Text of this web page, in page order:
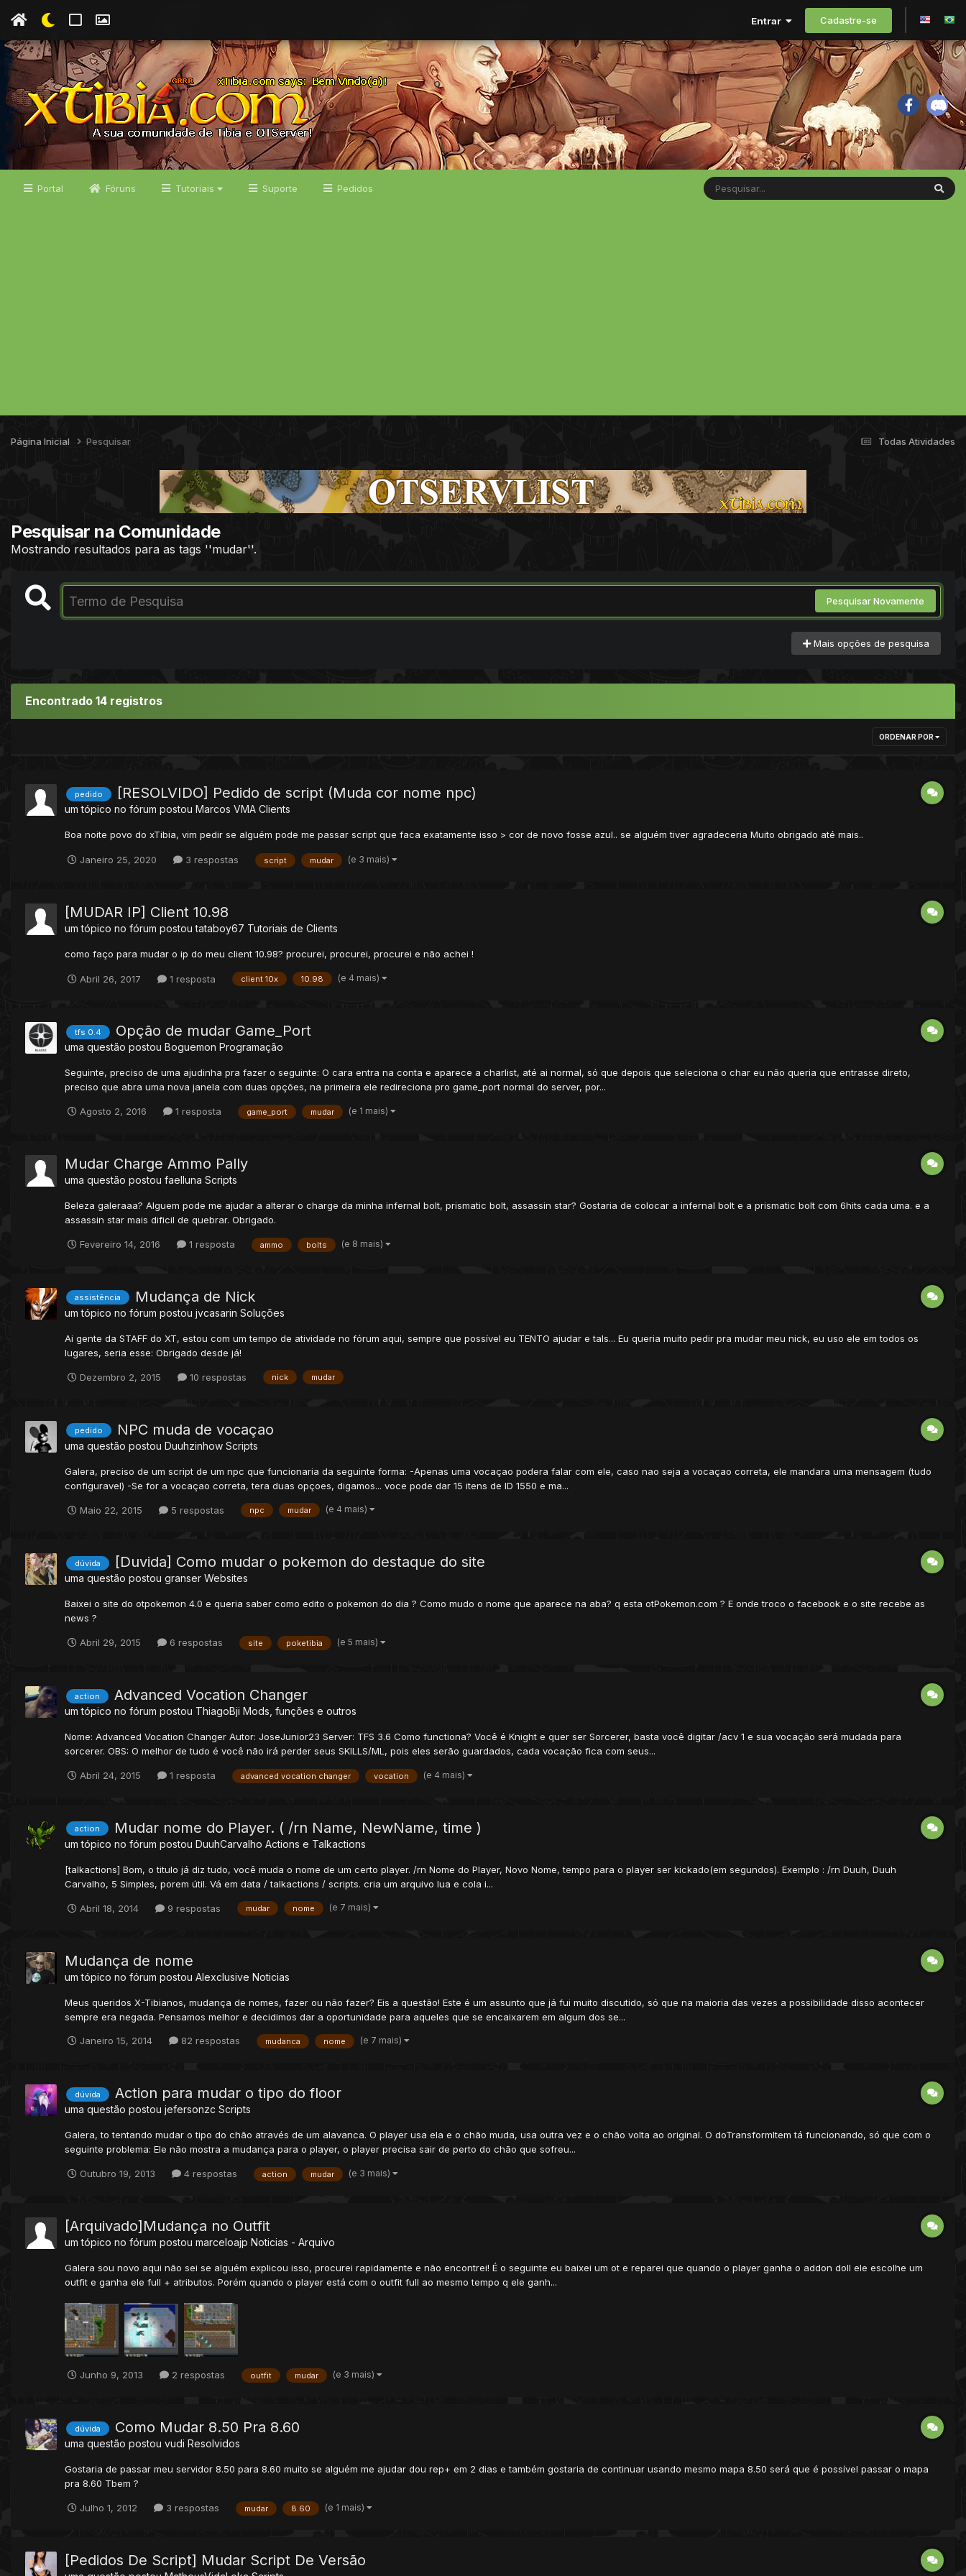
Entrar Cadastre-se
Portal Fóruns Tutoriais Suporte Pedidos
Todas Atividades
Página Inicial Pesquisar
Pesquisar na Comunidade
Mostrando resultados para as tags ''mudar''.
Pesquisar Novamente
Mais opções de pesquisa
Encontrado 14 registros
ORDENAR POR
pedido [RESOLVIDO] Pedido de script (Muda cor nome npc)
um tópico no fórum postou Marcos VMA Clients
Boa noite povo do xTibia, vim pedir se alguém pode me passar script que faca exatamente isso > cor de novo fosse azul.. se alguém tiver agradeceria Muito obrigado até mais..
Janeiro 25, 2020 3 respostas script mudar (e 3 mais)
[MUDAR IP] Client 10.98
um tópico no fórum postoutataboy67 Tutoriais de Clients
como faço para mudar o ip do meu client 10.98? procurei, procurei, procurei e não achei !
Abril 26, 2017 1 resposta client 10x 10.98 (e 4 mais)
tfs 0.4 Opção de mudar Game_Port
uma questão postou Boguemon Programação
Seguinte, preciso de uma ajudinha pra fazer o seguinte: O cara entra na conta e aparece a charlist, até ai normal, só que depois que seleciona o char eu não queria que entrasse direto,
preciso que abra uma nova janela com duas opções, na primeira ele redireciona pro game_port normal do server, por...
Agosto 2, 2016 1 resposta game_port mudar (e 1 mais)
Mudar Charge Ammo Pally
uma questão postou faelluna Scripts
Beleza galeraaa? Alguem pode me ajudar a alterar o charge da minha infernal bolt, prismatic bolt, assassin star? Gostaria de colocar a infernal bolt e a prismatic bolt com 6hits cada uma. e a
assassin star mais dificil de quebrar. Obrigado.
Fevereiro 14, 2016 1 resposta ammo bolts (e 8 mais)
assistência Mudança de Nick
um tópico no fórum postou jvcasarin Soluções
Ai gente da STAFF do XT, estou com um tempo de atividade no fórum aqui, sempre que possível eu TENTO ajudar e tals... Eu queria muito pedir pra mudar meu nick, eu uso ele em todos os
lugares, seria esse: Obrigado desde já!
Dezembro 2, 2015 10 respostas nick mudar
pedido NPC muda de vocaçao
uma questão postou Duuhzinhow Scripts
Galera, preciso de um script de um npc que funcionaria da seguinte forma: -Apenas uma vocaçao podera falar com ele, caso nao seja a vocaçao correta, ele mandara uma mensagem (tudo
configuravel) -Se for a vocaçao correta, tera duas opçoes, digamos... voce pode dar 15 itens de ID 1550 e ma...
Maio 22, 2015 5 respostas npc mudar (e 4 mais)
dúvida [Duvida] Como mudar o pokemon do destaque do site
uma questão postou granser Websites
Baixei o site do otpokemon 4.0 e queria saber como edito o pokemon do dia ? Como mudo o nome que aparece na aba? q esta otPokemon.com ? E onde troco o facebook e o site recebe as
news ?
Abril 29, 2015 6 respostas site poketibia (e 5 mais)
action Advanced Vocation Changer
um tópico no fórum postou ThiagoBji Mods, funções e outros
Nome: Advanced Vocation Changer Autor: JoseJunior23 Server: TFS 3.6 Como functiona? Você é Knight e quer ser Sorcerer, basta você digitar /acv 1 e sua vocação será mudada para
sorcerer. OBS: O melhor de tudo é você não irá perder seus SKILLS/ML, pois eles serão guardados, cada vocação fica com seus...
Abril 24, 2015 1 resposta advanced vocation changer vocation (e 4 mais)
action Mudar nome do Player. ( /rn Name, NewName, time )
um tópico no fórum postou DuuhCarvalho Actions e Talkactions
[talkactions] Bom, o titulo já diz tudo, você muda o nome de um certo player. /rn Nome do Player, Novo Nome, tempo para o player ser kickado(em segundos). Exemplo : /rn Duuh, Duuh
Carvalho, 5 Simples, porem útil. Vá em data / talkactions / scripts. cria um arquivo lua e cola i...
Abril 18, 2014 9 respostas mudar nome (e 7 mais)
Mudança de nome
um tópico no fórum postou Alexclusive Noticias
Meus queridos X-Tibianos, mudança de nomes, fazer ou não fazer? Eis a questão! Este é um assunto que já fui muito discutido, só que na maioria das vezes a possibilidade disso acontecer
sempre era negada. Pensamos melhor e decidimos dar a oportunidade para aqueles que se encaixarem em algum dos se...
Janeiro 15, 2014 82 respostas mudanca nome (e 7 mais)
dúvida Action para mudar o tipo do floor
uma questão postou jefersonzc Scripts
Galera, to tentando mudar o tipo do chão através de um alavanca. O player usa ela e o chão muda, usa outra vez e o chão volta ao original. O doTransformItem tá funcionando, só que com o
seguinte problema: Ele não mostra a mudança para o player, o player precisa sair de perto do chão que sofreu...
Outubro 19, 2013 4 respostas action mudar (e 3 mais)
[Arquivado]Mudança no Outfit
um tópico no fórum postou marceloajp Noticias - Arquivo
Galera sou novo aqui não sei se alguém explicou isso, procurei rapidamente e não encontrei! É o seguinte eu baixei um ot e reparei que quando o player ganha o addon doll ele escolhe um
outfit e ganha ele full + atributos. Porém quando o player está com o outfit full ao mesmo tempo q ele ganh...
Junho 9, 2013 2 respostas outfit mudar (e 3 mais)
dúvida Como Mudar 8.50 Pra 8.60
uma questão postou vudi Resolvidos
Gostaria de passar meu servidor 8.50 para 8.60 muito se alguém me ajudar dou rep+ em 2 dias e também gostaria de continuar usando mesmo mapa 8.50 será que é possível passar o mapa
pra 8.60 Tbem ?
Julho 1, 2012 3 respostas mudar 8.60 (e 1 mais)
[Pedidos De Script] Mudar Script De Versão